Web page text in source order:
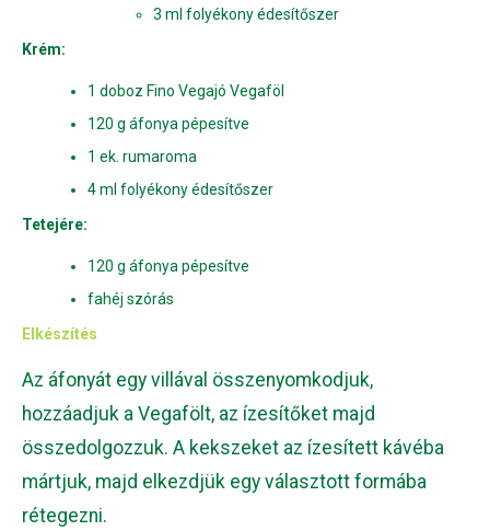
3 ml folyékony édesítőszer
Krém:
1 doboz Fino Vegajó Vegaföl
120 g áfonya pépesítve
1 ek. rumaroma
4 ml folyékony édesítőszer
Tetejére:
120 g áfonya pépesítve
fahéj szórás
Elkészítés
Az áfonyát egy villával összenyomkodjuk,
hozzáadjuk a Vegafölt, az ízesítőket majd
összedolgozzuk. A kekszeket az ízesített kávéba
mártjuk, majd elkezdjük egy választott formába
rétegezni.